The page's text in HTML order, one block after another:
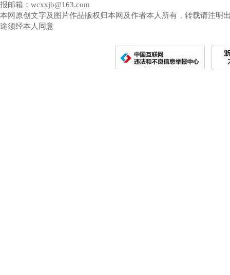
报邮箱：wcxxjb@163.com
本网原创文字及图片作品版权归本网及作者本人所有，转载请注明
途须经本人同意